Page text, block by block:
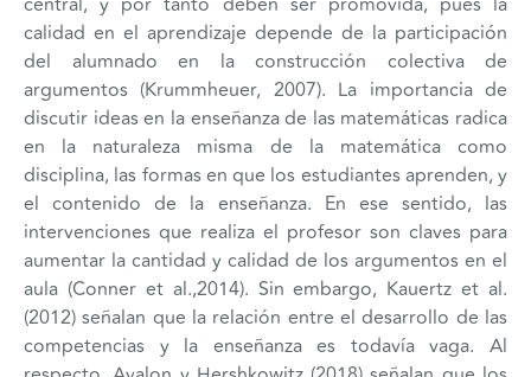
calidad en el aprendizaje depende de la participación
del alumnado en la construcción colectiva de
argumentos (Krummheuer, 2007). La importancia de
discutir ideas en la enseñanza de las matemáticas radica
en la naturaleza misma de la matemática como
disciplina, las formas en que los estudiantes aprenden, y
el contenido de la enseñanza. En ese sentido, las
intervenciones que realiza el profesor son claves para
aumentar la cantidad y calidad de los argumentos en el
aula (Conner et al.,2014). Sin embargo, Kauertz et al.
(2012) señalan que la relación entre el desarrollo de las
competencias y la enseñanza es todavía vaga. Al